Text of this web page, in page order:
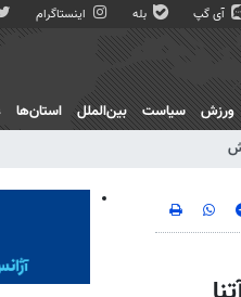
آی گپ بله اینستاگرام
ورزش سیاست بین‌الملل استان‌ها